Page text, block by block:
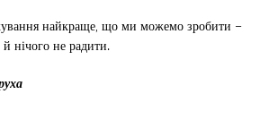
найкраще, що ми можемо зробити –
нічого не радити.